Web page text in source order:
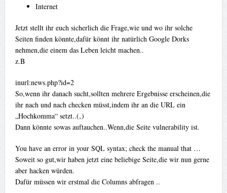
Internet
Jetzt stellt ihr euch sicherlich die Frage,wie und wo ihr solche
Seiten finden könnte,dafür könnt ihr natürlich Google Dorks
nehmen,die einem das Leben leicht machen..
z.B
inurl:news.php?id=2
So,wenn ihr danach sucht,sollten mehrere Ergebnisse erscheinen,die
ihr nach und nach checken müsst,indem ihr an die URL ein
„Hochkomma“ setzt..(‚)
Dann könnte sowas auftauchen..Wenn,die Seite vulnerability ist.
You have an error in your SQL syntax; check the manual that …
Soweit so gut,wir haben jetzt eine beliebige Seite,die wir nun gerne
aber hacken würden.
Dafür müssen wir erstmal die Columns abfragen ..